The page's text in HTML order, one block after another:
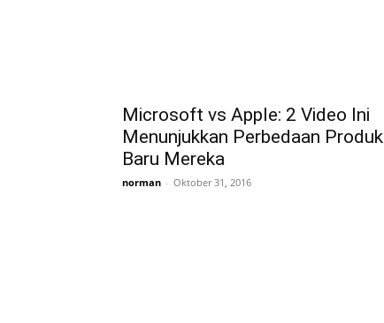
Microsoft vs Apple: 2 Video Ini
Menunjukkan Perbedaan Produk
Baru Mereka
norman - Oktober 31, 2016